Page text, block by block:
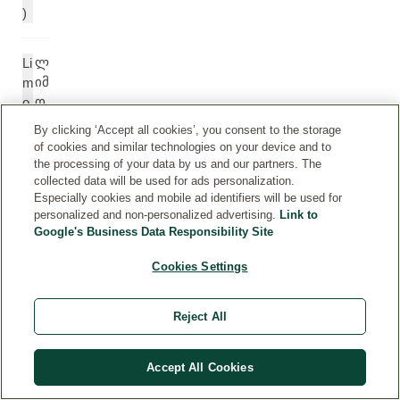
)
Li
m
o
ლ
იმ
ო
ნი
ლ
ო
ლ
By clicking ‘Accept all cookies’, you consent to the storage
of cookies and similar technologies on your device and to
the processing of your data by us and our partners. The
collected data will be used for ads personalization.
Especially cookies and mobile ad identifiers will be used for
personalized and non-personalized advertising. Link to
Google's Business Data Responsibility Site
Cookies Settings
Reject All
Accept All Cookies